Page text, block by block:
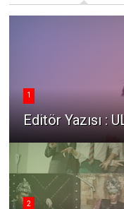
1
Editör Yazısı :
2